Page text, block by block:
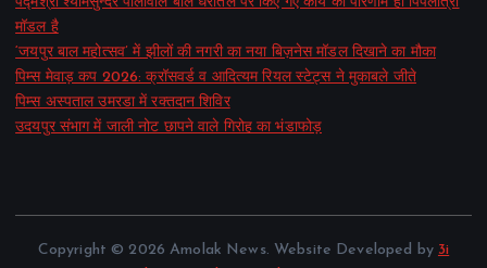
मॉडल है
‘जयपुर बाल महोत्सव’ में झीलों की नगरी का नया बिज़नेस मॉडल दिखाने का मौका
पिम्स मेवाड़ कप 2026: क्रॉसवर्ड व आदित्यम रियल स्टेट्स ने मुकाबले जीते
पिम्स अस्पताल उमरडा में रक्तदान शिविर
उदयपुर संभाग में जाली नोट छापने वाले गिरोह का भंडाफोड़
Copyright © 2026 Amolak News. Website Developed by 3i